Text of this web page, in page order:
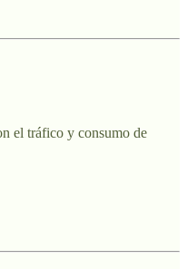
el tráfico y consumo de